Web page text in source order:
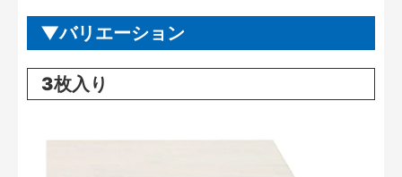
バリエーション
3枚入り